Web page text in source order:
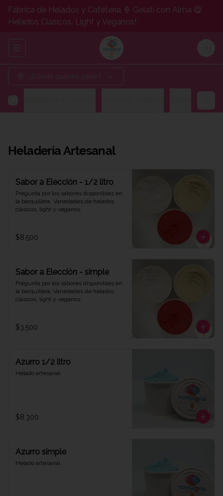
Fábrica de Helados y Cafetería 🍦 Gelati con Alma 😋
Helados Clásicos, Light y Veganos!
Abrir menu de navegación
¿Dónde quieres pedir?
Heladería Artesanal
Sabor a Elección - 1/2 litro
Pregunta por los sabores disponibles en
la barquillera. Variedades de helados
clásicos, light y veganos.
$8.500
Sabor a Elección - simple
Pregunta por los sabores disponibles en
la barquillera. Variedades de helados
clásicos, light y veganos.
$3.500
Azurro 1/2 litro
Helado artesanal
$8.300
Azurro simple
Helado artesanal